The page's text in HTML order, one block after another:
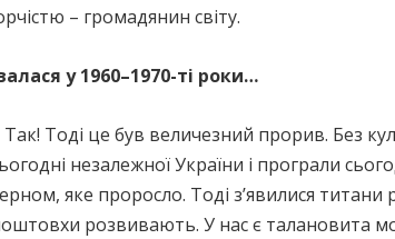
– громадянин світу.
у 1960–1970-ті роки…
Так! Тоді це був величезний прорив. Без
незалежної України і програли
яке проросло. Тоді з’явилися титани
розвивають. У нас є талановита